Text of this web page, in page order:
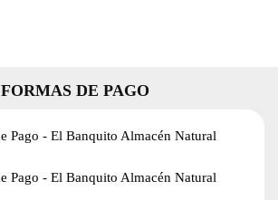
FORMAS DE PAGO